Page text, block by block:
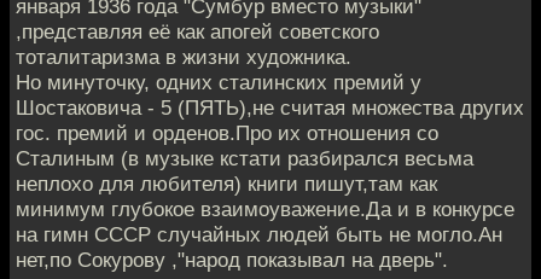
января 1936 года "Сумбур вместо музыки"
,представляя её как апогей советского
тоталитаризма в жизни художника.
Но минуточку, одних сталинских премий у
Шостаковича - 5 (ПЯТЬ),не считая множества других
гос. премий и орденов.Про их отношения со
Сталиным (в музыке кстати разбирался весьма
неплохо для любителя) книги пишут,там как
минимум глубокое взаимоуважение.Да и в конкурсе
на гимн СССР случайных людей быть не могло.Ан
нет,по Сокурову ,"народ показывал на дверь".